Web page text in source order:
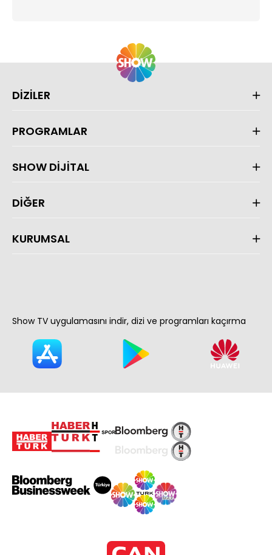
DİZİLER
PROGRAMLAR
SHOW DİJİTAL
DİĞER
KURUMSAL
Show TV uygulamasını indir, dizi ve programları kaçırma